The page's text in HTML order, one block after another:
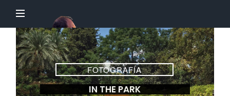
Profesor
Chillón
FOTOGRAFÍA
IN THE PARK